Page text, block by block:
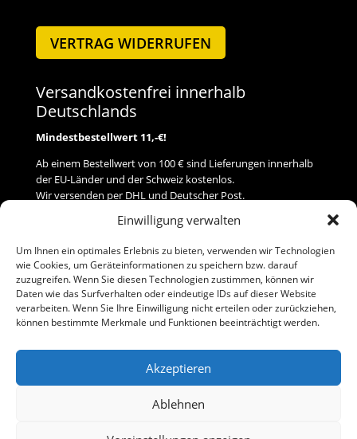
Einwilligung verwalten
Um Ihnen ein optimales Erlebnis zu bieten, verwenden wir Technologien
wie Cookies, um Geräteinformationen zu speichern bzw. darauf
zuzugreifen. Wenn Sie diesen Technologien zustimmen, können wir
Daten wie das Surfverhalten oder eindeutige IDs auf dieser Website
verarbeiten. Wenn Sie Ihre Einwilligung nicht erteilen oder zurückziehen,
können bestimmte Merkmale und Funktionen beeinträchtigt werden.
Akzeptieren
Ablehnen
VERTRAG WIDERRUFEN
Versandkostenfrei innerhalb
Deutschlands
Mindestbestellwert 11,-€!
Ab einem Bestellwert von 100 € sind Lieferungen innerhalb
der EU-Länder und der Schweiz kostenlos.
Wir versenden per DHL und Deutscher Post.
Versand
Zahlung
Baumann Modellspielwaren
Telefon (0 91 61) 33 84